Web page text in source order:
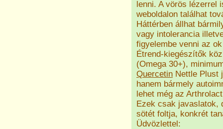
lenni. A vörös lézerrel
weboldalon találhat
Háttérben állhat
vagy intolerancia
figyelembe venni az
Étrend-kiegészítők
(Omega 30+),
Quercetin Nettle Plust
hanem bármely
lehet még az
Ezek csak javaslatok,
sötét foltja, konkrét
Üdvözlettel: